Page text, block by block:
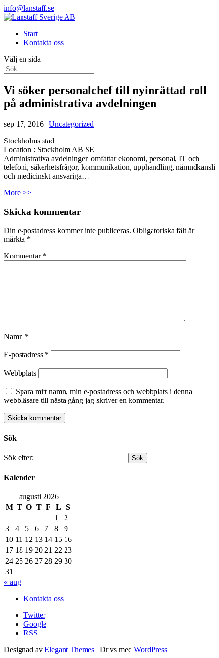
info@lanstaff.se
Start
Kontakta oss
Välj en sida
Vi söker personalchef till nyinrättad roll
på administrativa avdelningen
sep 17, 2016 | Uncategorized
Stockholms stad
Location : Stockholm AB SE
Administrativa avdelningen omfattar ekonomi, personal, IT och
telefoni, säkerhetsfrågor, kommunikation, upphandling, nämndkansli
och medicinskt ansvariga…
More >>
Skicka kommentar
Din e-postadress kommer inte publiceras. Obligatoriska fält är
märkta *
Kommentar *
Namn *
E-postadress *
Webbplats
Spara mitt namn, min e-postadress och webbplats i denna
webbläsare till nästa gång jag skriver en kommentar.
Sök
Sök efter:
Kalender
augusti 2026
M T O T F L
S
1
2
3
4 5 6 7 8
9
10 11 12 13 14 15 16
17 18 19 20 21 22 23
24 25 26 27 28 29 30
31
« aug
Kontakta oss
Twitter
Google
RSS
Designad av Elegant Themes | Drivs med WordPress